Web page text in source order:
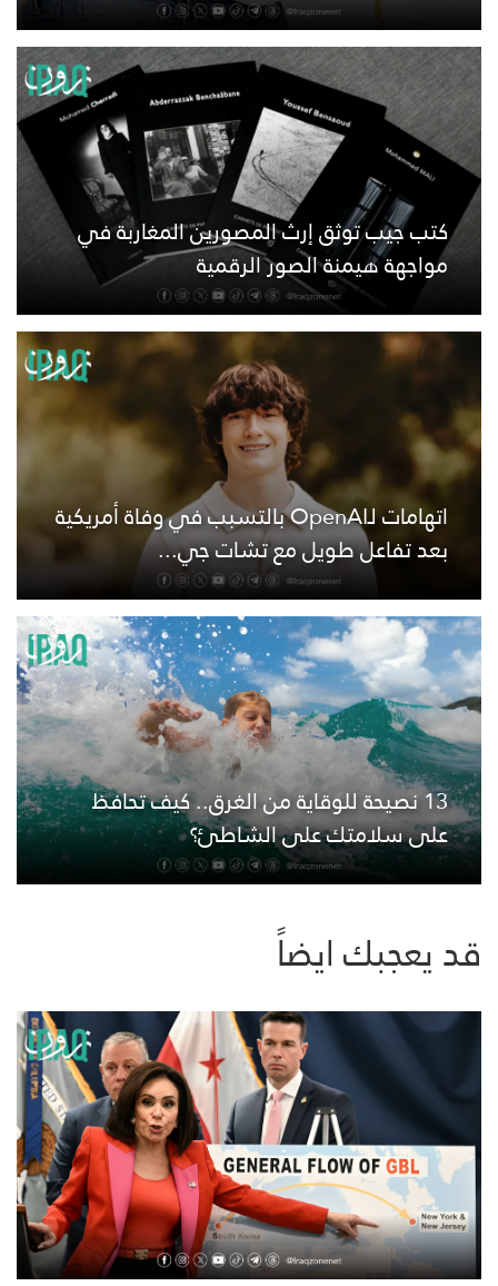
كتب جيب توثق إرث المصورين المغاربة في
مواجهة هيمنة الصور الرقمية
اتهامات لـOpenAI بالتسبب في وفاة أمريكية
بعد تفاعل طويل مع تشات جي...
13 نصيحة للوقاية من الغرق.. كيف تحافظ
على سلامتك على الشاطئ؟
قد يعجبك ايضاً